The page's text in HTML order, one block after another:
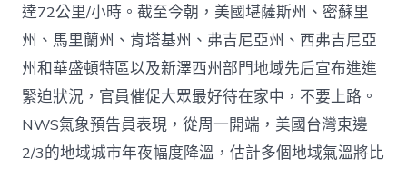
達72公里/小時。截至今朝，美國堪薩斯州、密蘇里
州、馬里蘭州、肯塔基州、弗吉尼亞州、西弗吉尼亞
州和華盛頓特區以及新澤西州部門地域先后宣布進進
緊迫狀況，官員催促大眾最好待在家中，不要上路。
NWS氣象預告員表現，從周一開端，美國台灣東邊
2/3的地域城市年夜幅度降溫，估計多個地域氣溫將比